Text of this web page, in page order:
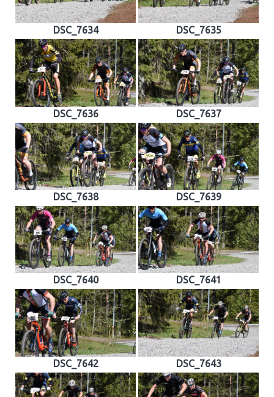
DSC_7634 DSC_7635
DSC_7636 DSC_7637
DSC_7638 DSC_7639
DSC_7640 DSC_7641
DSC_7642 DSC_7643